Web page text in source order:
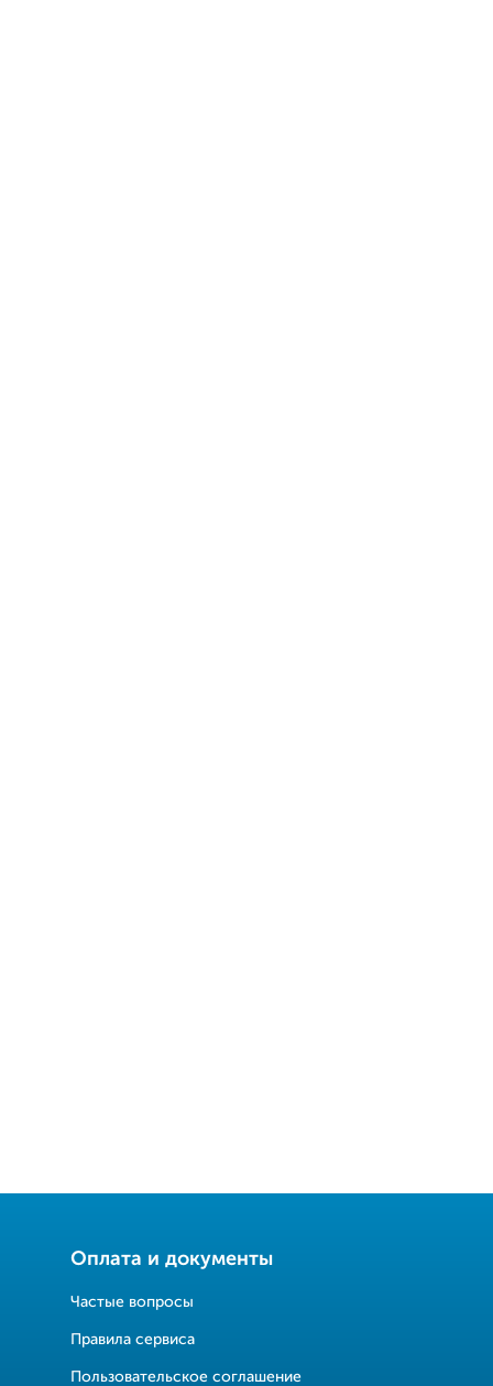
Оплата и документы
Частые вопросы
Правила сервиса
Пользовательское соглашение